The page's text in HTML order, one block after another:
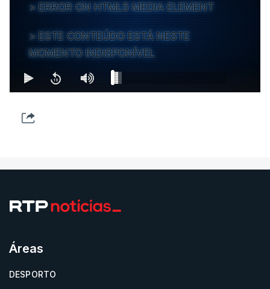
ERROR ON HTML5 MEDIA ELEMENT
ESTE CONTEÚDO ESTÁ NESTE
MOMENTO INDISPONÍVEL
Áreas
DESPORTO